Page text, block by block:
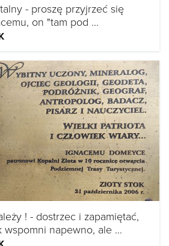
- proszę przyjrzeć się
on "tam pod ...
! - dostrzec i zapamiętać,
wspomni napewno, ale ...